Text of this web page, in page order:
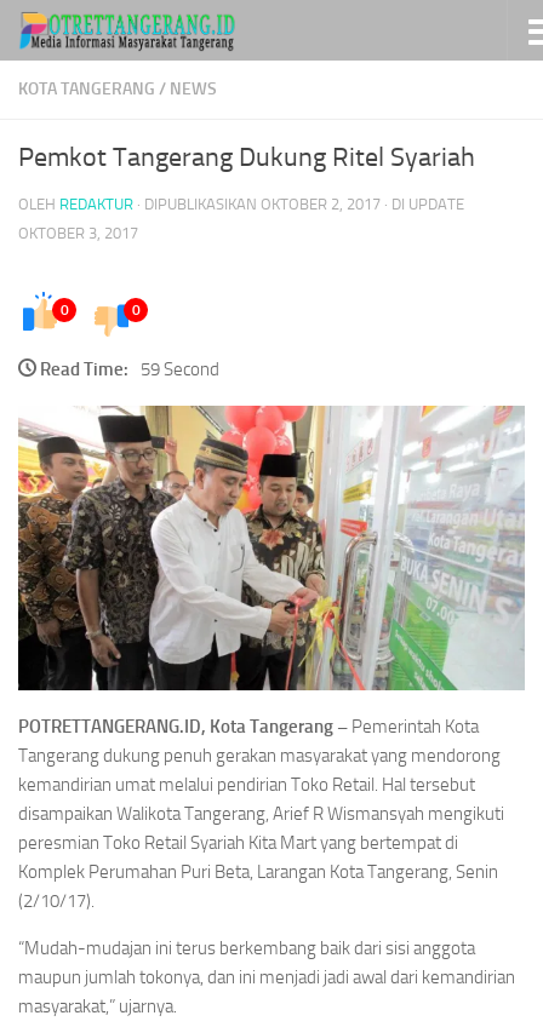
Skip to content
KOTA TANGERANG / NEWS
Pemkot Tangerang Dukung Ritel Syariah
OLEH REDAKTUR · DIPUBLIKASIKAN OKTOBER 2, 2017 · DI UPDATE
OKTOBER 3, 2017
0 0
Read Time: 59 Second
POTRETTANGERANG.ID, Kota Tangerang – Pemerintah Kota
Tangerang dukung penuh gerakan masyarakat yang mendorong
kemandirian umat melalui pendirian Toko Retail. Hal tersebut
disampaikan Walikota Tangerang, Arief R Wismansyah mengikuti
peresmian Toko Retail Syariah Kita Mart yang bertempat di
Komplek Perumahan Puri Beta, Larangan Kota Tangerang, Senin
(2/10/17).
“Mudah-mudajan ini terus berkembang baik dari sisi anggota
maupun jumlah tokonya, dan ini menjadi jadi awal dari kemandirian
masyarakat,” ujarnya.